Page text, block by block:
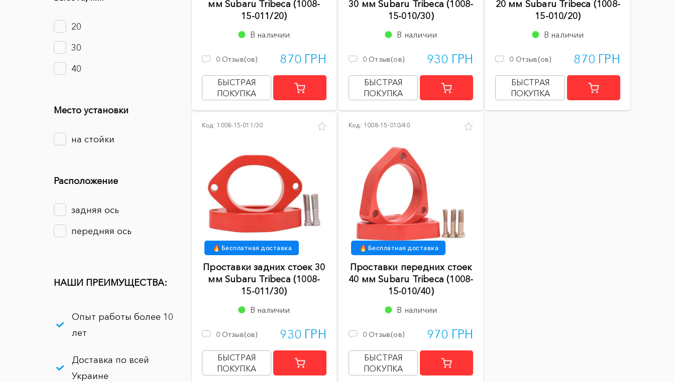
20
30
40
Место установки
на стойки
Расположение
задняя ось
передняя ось
НАШИ ПРЕИМУЩЕСТВА:
Опыт работы более 10
лет
Доставка по всей
Украине
мм Subaru Tribeca (1008-
15-011/20)
В наличии
0 Отзыв(ов) 870 ГРН
БЫСТРАЯ
ПОКУПКА
30 мм Subaru Tribeca (1008-
15-010/30)
В наличии
0 Отзыв(ов) 930 ГРН
БЫСТРАЯ
ПОКУПКА
20 мм Subaru Tribeca (1008-
15-010/20)
В наличии
0 Отзыв(ов) 870 ГРН
БЫСТРАЯ
ПОКУПКА
Код: 1008-15-011/30
Бесплатная доставка
Проставки задних стоек 30
мм Subaru Tribeca (1008-
15-011/30)
В наличии
0 Отзыв(ов) 930 ГРН
БЫСТРАЯ
ПОКУПКА
Код: 1008-15-010/40
Бесплатная доставка
Проставки передних стоек
40 мм Subaru Tribeca (1008-
15-010/40)
В наличии
0 Отзыв(ов) 970 ГРН
БЫСТРАЯ
ПОКУПКА